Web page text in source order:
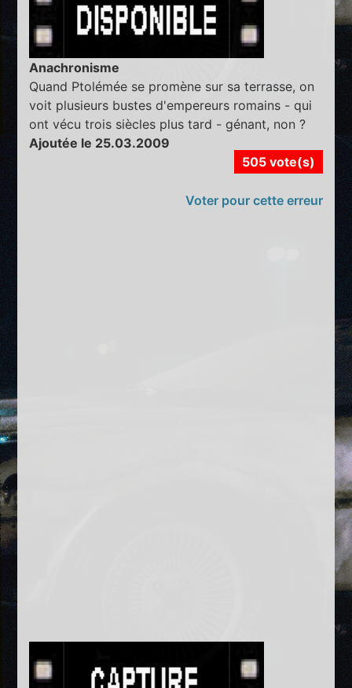
Anachronisme
Quand Ptolémée se promène sur sa terrasse, on
voit plusieurs bustes d'empereurs romains - qui
ont vécu trois siècles plus tard - génant, non ?
Ajoutée le 25.03.2009
505 vote(s)
Voter pour cette erreur